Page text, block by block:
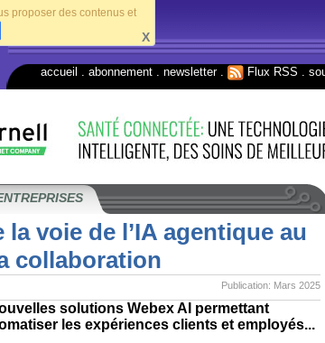
proposer des contenus et
X
accueil abonnement newsletter. Flux RSS
voie de l’IA agentique au
collaboration
Publication: Mars 2025
solutions Webex AI permettant
les expériences clients et employés...